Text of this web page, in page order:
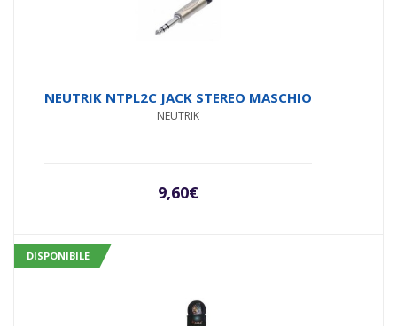
NEUTRIK NTPL2C JACK STEREO MASCHIO
NEUTRIK
9,60€
DISPONIBILE